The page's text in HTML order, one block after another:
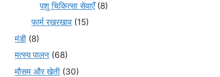
पशु चिकित्सा सेवाएँ(8)
फार्म रखरखाव(15)
मंडी (8)
मत्स्य पालन (68)
मौसम और खेती (30)